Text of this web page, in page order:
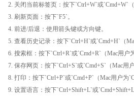
2. 关闭当前标签页：按下`Ctrl+W`或`Cmd+W`（
3. 刷新页面：按下`F5`。
4. 前进/后退：使用箭头键或方向键。
5. 查看历史记录：按下`Ctrl+H`或`Cmd+H`（
6. 搜索框：按下`Ctrl+R`或`Cmd+R`（Mac用户
7. 保存网页：按下`Ctrl+S`或`Cmd+S`（Mac用户
8. 打印：按下`Ctrl+P`或`Cmd+P`（Mac用户为
9. 设置语言：按下`Ctrl+Shift+L`或